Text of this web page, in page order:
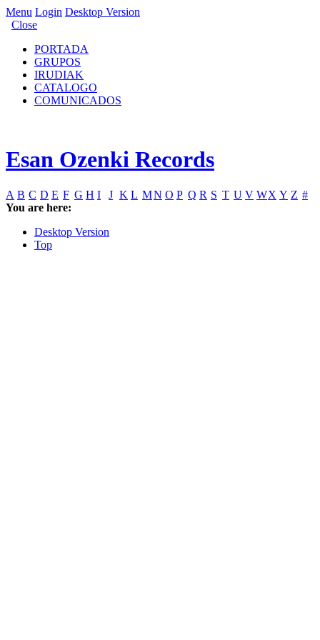
Menu Login Desktop Version
Close
PORTADA
GRUPOS
IRUDIAK
CATALOGO
COMUNICADOS
Esan Ozenki Records
A B C D E F G H I J K L MN O P Q R S T U V WX Y Z #
You are here:
Desktop Version
Top